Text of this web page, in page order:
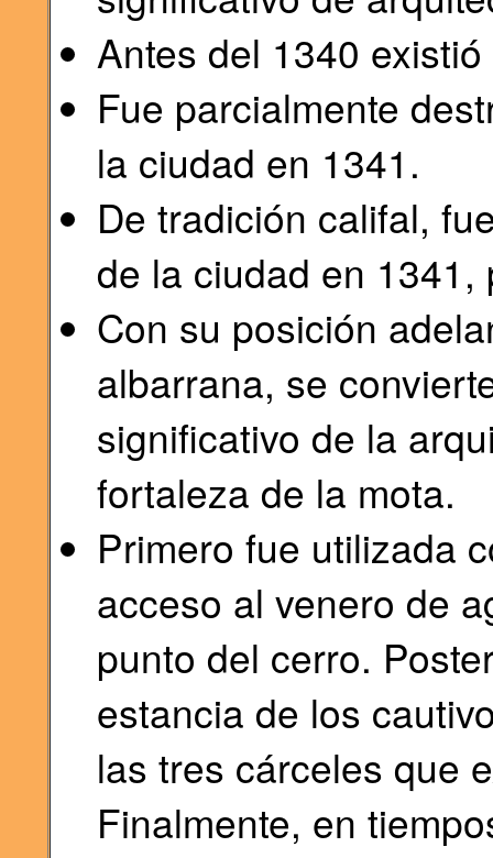
Antes del 1340
Fue parcialmente
la ciudad en 1341.
De tradición califal,
de la ciudad en
Con su posición
albarrana, se
significativo de la
fortaleza de la mota.
Primero fue utilizada
acceso al venero de
punto del cerro.
estancia de los
las tres cárceles que
Finalmente, en